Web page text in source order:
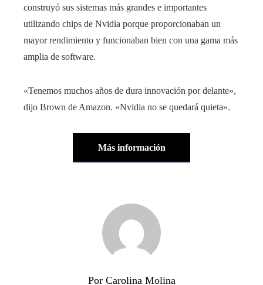
construyó sus sistemas más grandes e importantes
utilizando chips de Nvidia porque proporcionaban un
mayor rendimiento y funcionaban bien con una gama más
amplia de software.
«Tenemos muchos años de dura innovación por delante»,
dijo Brown de Amazon. «Nvidia no se quedará quieta».
Más información
Por Carolina Molina